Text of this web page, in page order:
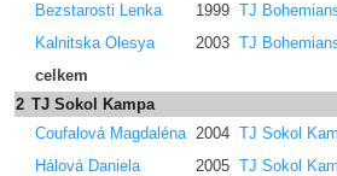
Bezstarosti Lenka
1999 TJ
Kalnitska Olesya
2003 TJ
celkem
2 TJ Sokol Kampa
Coufalová Magdaléna 2004 TJ Sokol
Hálová Daniela
2005 TJ Sokol